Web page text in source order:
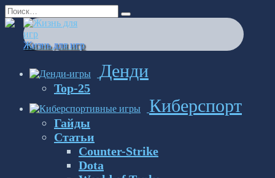
Перейти
к
содержанию
Search
for:
Жизнь для игр
Денди
Top-25
Киберспорт
Гайды
Статьи
Counter-Strike
Dota